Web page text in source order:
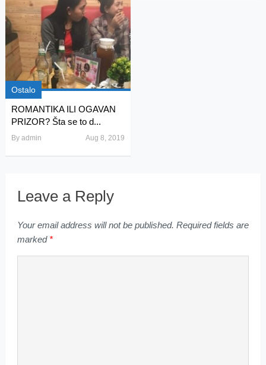
Ostalo
ROMANTIKA ILI OGAVAN
PRIZOR? Šta se to d...
By admin Aug 8, 2019
Leave a Reply
Your email address will not be published. Required fields are
marked *